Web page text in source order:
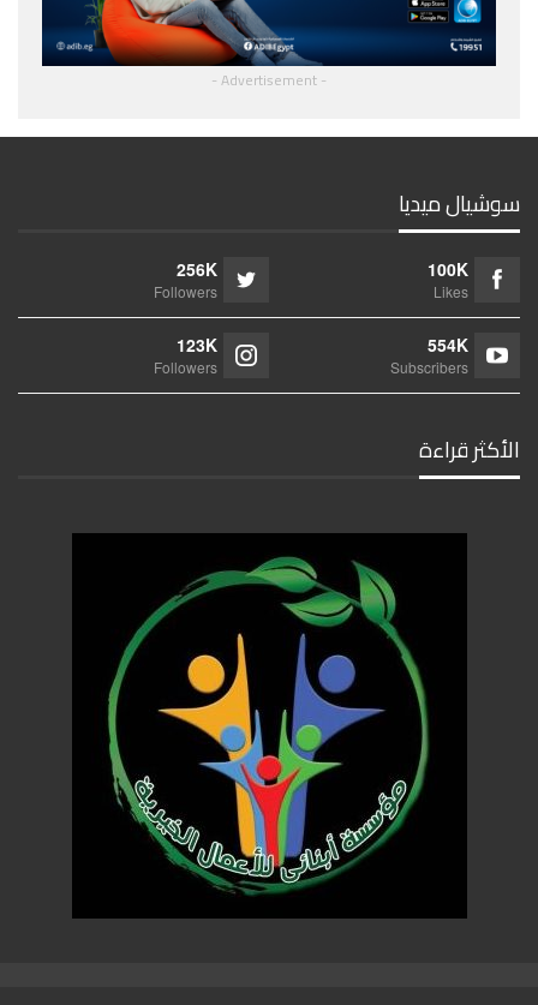
- Advertisement -
سوشيال ميديا
100K
Likes
256K
Followers
554K
Subscribers
123K
Followers
الأكثر قراءة